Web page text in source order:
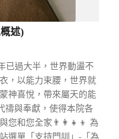
述)
過大半，世界動盪不
，以能力束腰，世界就
神喜悅，帶來屬天的能
禱與奉獻，使得本院各
您和您全家👨‍👩‍👧‍👦 為
選單「支持門訓」-「為